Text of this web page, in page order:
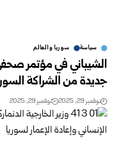
سياسة سوريا والعالم
الشيباني في مؤتمر
جديدة من الشراكة
نوفمبر 29, 2025 نوفمبر 29, 2025